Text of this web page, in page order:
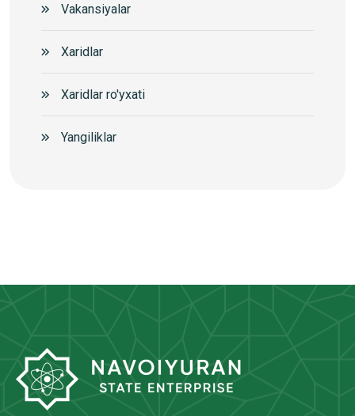
Vakansiyalar
Xaridlar
Xaridlar ro'yxati
Yangiliklar